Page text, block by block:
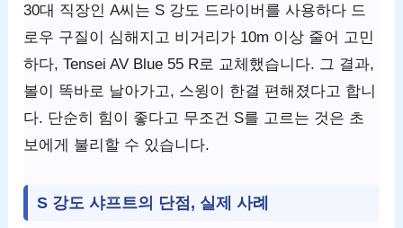
30대 직장인 A씨는 S 강도 드라이버를 사용하다 드
로우 구질이 심해지고 비거리가 10m 이상 줄어 고민
하다, Tensei AV Blue 55 R로 교체했습니다. 그 결과,
볼이 똑바로 날아가고, 스윙이 한결 편해졌다고 합니
다. 단순히 힘이 좋다고 무조건 S를 고르는 것은 초
보에게 불리할 수 있습니다.
S 강도 샤프트의 단점, 실제 사례